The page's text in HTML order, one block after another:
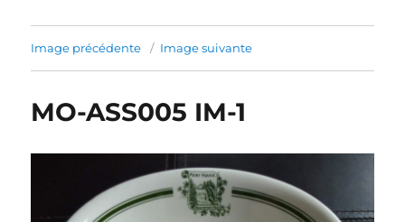
Image précédente Image suivante
MO-ASS005 IM-1